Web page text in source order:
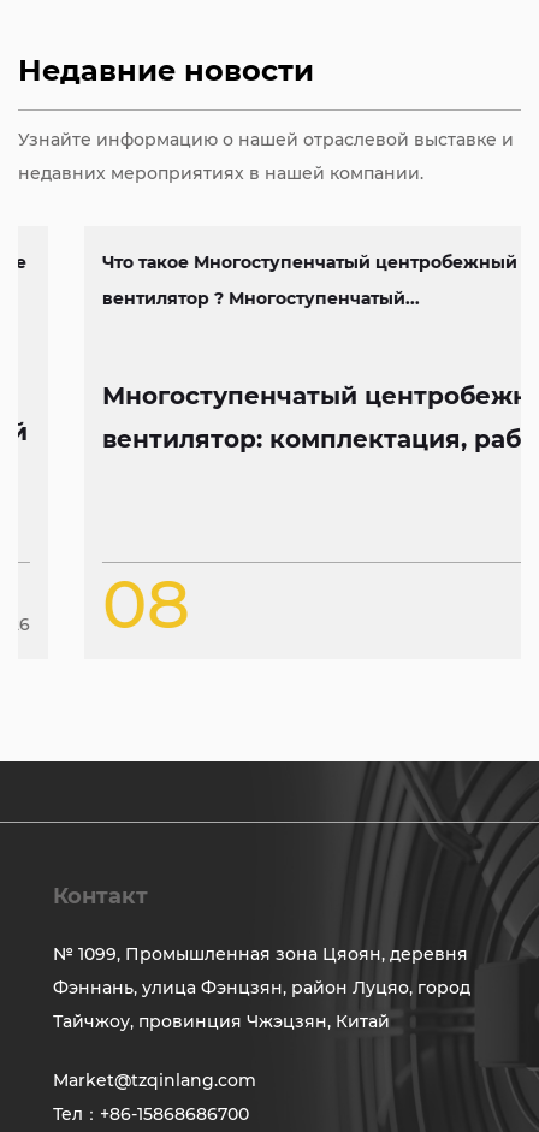
Недавние новости
Узнайте информацию о нашей отраслевой выставке и
недавних мероприятиях в нашей компании.
Многоступенчатый центробежный
вентилятор: комплектация, работа
Что такое Многоступенчатый центробежный
вентилятор ? Многоступенчатый...
08
Контакт
№ 1099, Промышленная зона Цяоян, деревня
Фэннань, улица Фэнцзян, район Луцяо, город
Тайчжоу, провинция Чжэцзян, Китай
Market@tzqinlang.com
Тел：+86-15868686700